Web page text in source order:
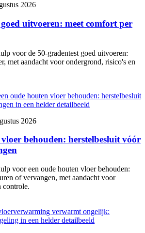
2026
uitvoeren: meet comfort per
voor de 50-gradentest goed uitvoeren:
met aandacht voor ondergrond, risico's en
2026
behouden: herstelbesluit vóór
voor een oude houten vloer behouden:
of vervangen, met aandacht voor
controle.